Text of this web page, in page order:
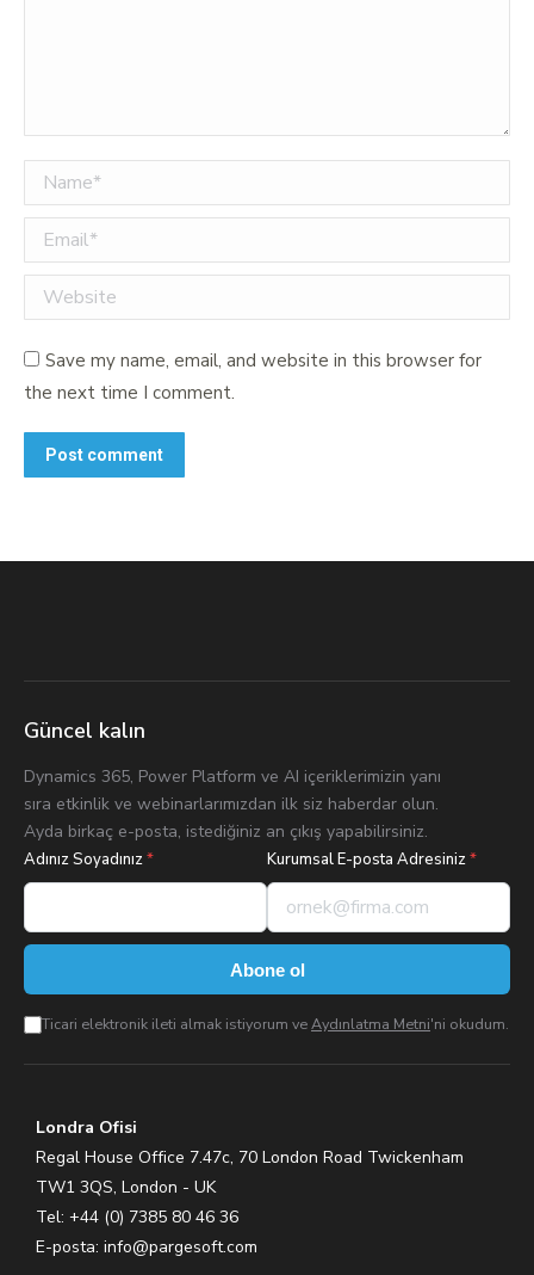
Name *
Email *
Website
Save my name, email, and website in this browser for
the next time I comment.
Post comment
Güncel kalın
Dynamics 365, Power Platform ve AI içeriklerimizin yanı
sıra etkinlik ve webinarlarımızdan ilk siz haberdar olun.
Ayda birkaç e-posta, istediğiniz an çıkış yapabilirsiniz.
Adınız Soyadınız* Kurumsal E-posta Adresiniz*
Abone ol
Ticari elektronik ileti almak istiyorum veAydınlatma Metni'ni okudum.
Londra Ofisi
Regal House Office 7.47c, 70 London Road Twickenham
TW1 3QS, London - UK
Tel: +44 (0) 7385 80 46 36
E-posta: info@pargesoft.com